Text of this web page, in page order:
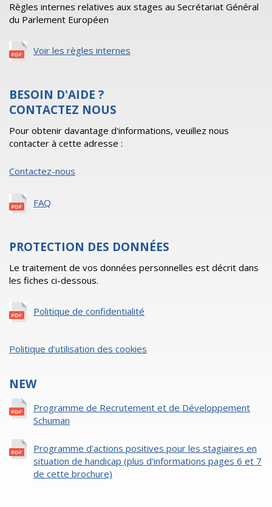
Règles internes relatives aux stages au Secrétariat Général
du Parlement Européen
Voir les règles internes
BESOIN D'AIDE ?
CONTACTEZ NOUS
Pour obtenir davantage d'informations, veuillez nous
contacter à cette adresse :
Contactez-nous
FAQ
PROTECTION DES DONNÉES
Le traitement de vos données personnelles est décrit dans
les fiches ci-dessous.
Politique de confidentialité
Politique d’utilisation des cookies
NEW
Programme de Recrutement et de Développement
Schuman
Programme d'actions positives pour les stagiaires en
situation de handicap (plus d'informations pages 6 et 7
de cette brochure)